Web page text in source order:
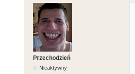
Przechodzień
Nieaktywny